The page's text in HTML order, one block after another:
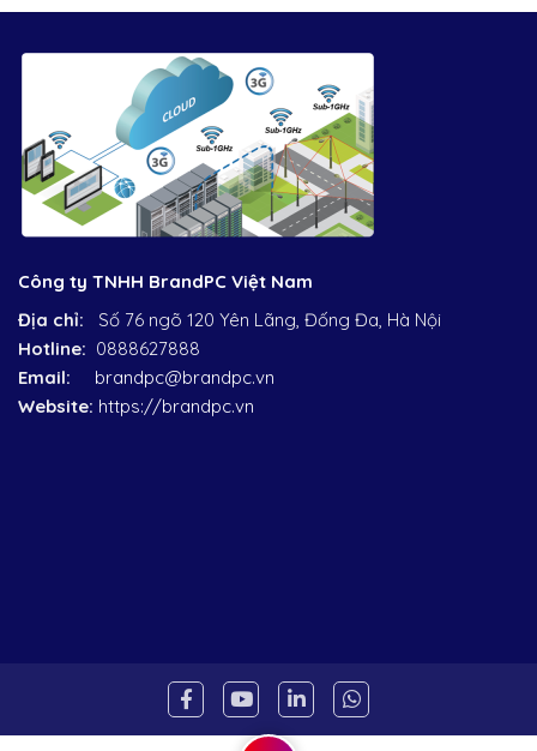
Công ty TNHH BrandPC Việt Nam
Địa chỉ: Số 76 ngõ 120 Yên Lãng, Đống Đa, Hà Nội
Hotline: 0888627888
Email:
brandpc@brandpc.vn
Website: https://brandpc.vn